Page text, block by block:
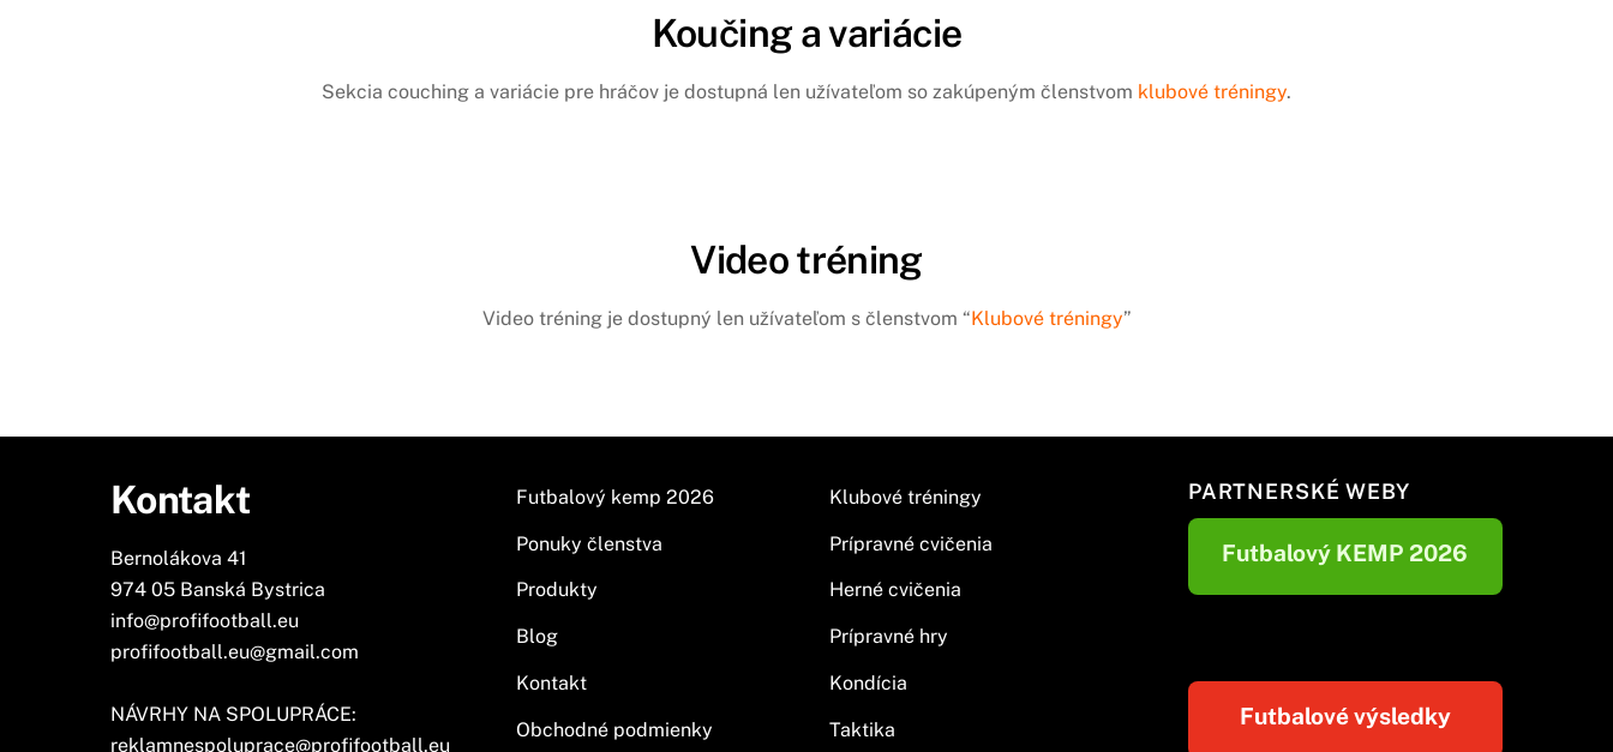
Koučing a variácie
Sekcia couching a variácie pre hráčov je dostupná len užívateľom so zakúpeným členstvom klubové tréningy.
Video tréning
Video tréning je dostupný len užívateľom s členstvom “Klubové tréningy”
Kontakt
Bernolákova 41
974 05 Banská Bystrica
info@profifootball.eu
profifootball.eu@gmail.com
NÁVRHY NA SPOLUPRÁCE:
reklamnespoluprace@profifootball.eu
Futbalový kemp 2026
Ponuky členstva
Produkty
Blog
Kontakt
Obchodné podmienky
Klubové tréningy
Prípravné cvičenia
Herné cvičenia
Prípravné hry
Kondícia
Taktika
PARTNERSKÉ WEBY
Futbalový KEMP 2026
Futbalové výsledky